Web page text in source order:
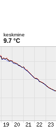
keskmine
9.7 °C